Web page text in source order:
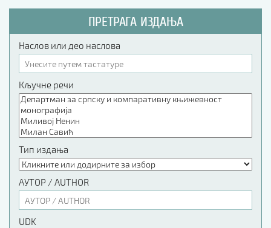
ПРЕТРАГА ИЗДАЊА
Наслов или део наслова
Кључне речи
Тип издања
АУТОР / AUTHOR
UDK